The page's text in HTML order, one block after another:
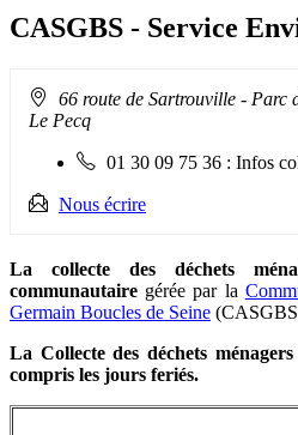
CASGBS - Service
Adresse
:
66 route de Sartrouville - Parc
Le Pecq
Téléphone
:
01 30 09 75 36 : Infos
Nous écrire
La collecte des déchets
communautaire gérée par la
Germain Boucles de Seine
La Collecte des déchets
compris les jours feriés.